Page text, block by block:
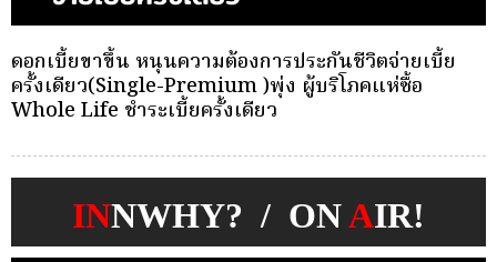
กองทุนประกันวินาศภัย (กปว.) ประกาศเปิดรับสมัคร
บุคคลเพื่อตัดเลือกและแต่งตั้งให้ดำรงตำแหน่งผู้จัดการ
กองทุนประกันวินาศภัย
INNWHY? / ONAIR!